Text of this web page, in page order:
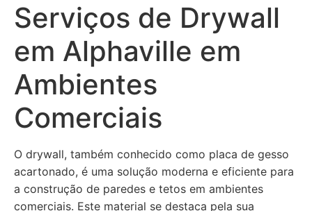
Serviços de Drywall
em Alphaville em
Ambientes
Comerciais
O drywall, também conhecido como placa de gesso
acartonado, é uma solução moderna e eficiente para
a construção de paredes e tetos em ambientes
comerciais. Este material se destaca pela sua